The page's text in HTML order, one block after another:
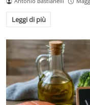
Leggi di più